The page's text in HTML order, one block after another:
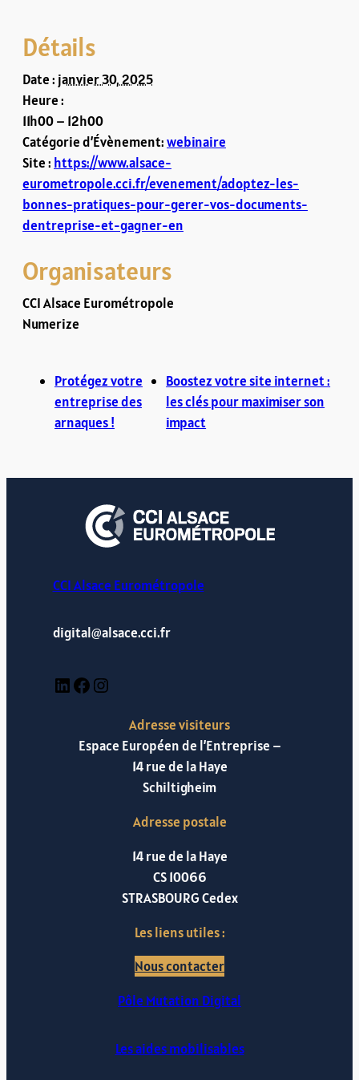
Détails
Date : janvier 30, 2025
Heure :
11h00 – 12h00
Catégorie d’Évènement:webinaire
Site : https://www.alsace-
eurometropole.cci.fr/evenement/adoptez-les-
bonnes-pratiques-pour-gerer-vos-documents-
dentreprise-et-gagner-en
Organisateurs
CCI Alsace Eurométropole
Numerize
Protégez votre
entreprise des
arnaques !
Boostez votre site internet :
les clés pour maximiser son
impact
CCI Alsace Eurométropole
digital@alsace.cci.fr
LinkedIn Facebook Instagram
Adresse visiteurs
Espace Européen de l’Entreprise –
14 rue de la Haye
Schiltigheim
Adresse postale
14 rue de la Haye
CS 10066
STRASBOURG Cedex
Les liens utiles :
Nous contacter
Pôle Mutation Digital
Les aides mobilisables